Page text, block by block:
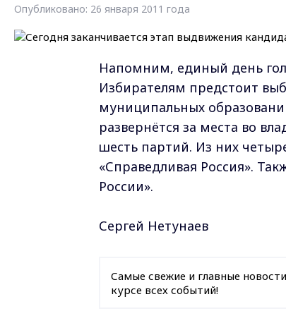
Опубликовано: 26 января 2011 года
Напомним, единый день
Избирателям предстоит
муниципальных
развернётся за места во
шесть партий. Из них
«Справедливая Россия».
России».
Сергей Нетунаев
Самые свежие и главные
курсе всех событий!